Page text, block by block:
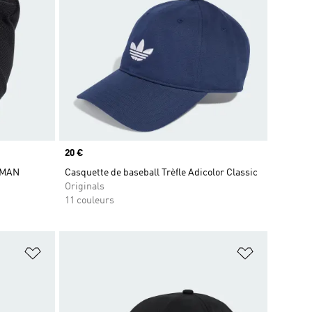
Prix
20 €
Casquette de baseball Trèfle Adicolor Classic
Originals
11 couleurs